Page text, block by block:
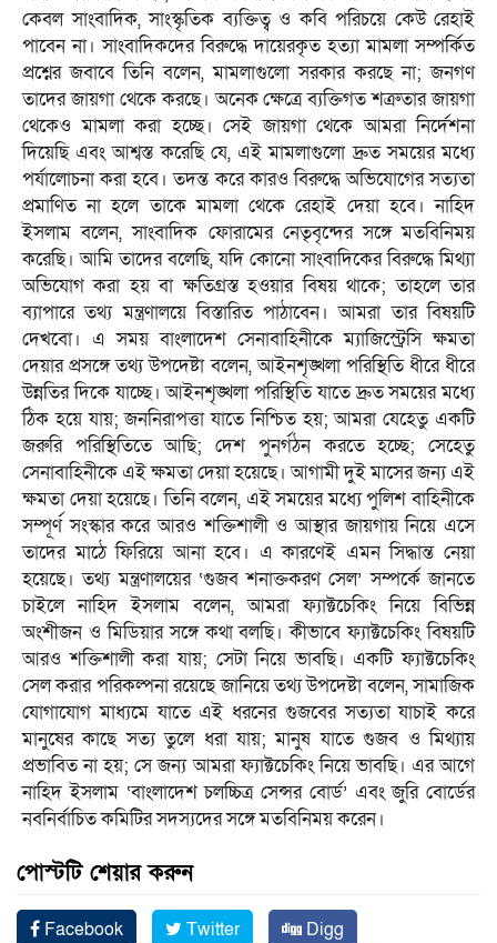
কেবল সাংবাদিক, সাংস্কৃতিক ব্যক্তিত্ব ও কবি পরিচয়ে কেউ রেহাই
পাবেন না। সাংবাদিকদের বিরুদ্ধে দায়েরকৃত হত্যা মামলা সম্পর্কিত
প্রশ্নের জবাবে তিনি বলেন, মামলাগুলো সরকার করছে না; জনগণ
তাদের জায়গা থেকে করছে। অনেক ক্ষেত্রে ব্যক্তিগত শত্রুতার জায়গা
থেকেও মামলা করা হচ্ছে। সেই জায়গা থেকে আমরা নির্দেশনা
দিয়েছি এবং আশ্বস্ত করেছি যে, এই মামলাগুলো দ্রুত সময়ের মধ্যে
পর্যালোচনা করা হবে। তদন্ত করে কারও বিরুদ্ধে অভিযোগের সত্যতা
প্রমাণিত না হলে তাকে মামলা থেকে রেহাই দেয়া হবে। নাহিদ
ইসলাম বলেন, সাংবাদিক ফোরামের নেতৃবৃন্দের সঙ্গে মতবিনিময়
করেছি। আমি তাদের বলেছি, যদি কোনো সাংবাদিকের বিরুদ্ধে মিথ্যা
অভিযোগ করা হয় বা ক্ষতিগ্রস্ত হওয়ার বিষয় থাকে; তাহলে তার
ব্যাপারে তথ্য মন্ত্রণালয়ে বিস্তারিত পাঠাবেন। আমরা তার বিষয়টি
দেখবো। এ সময় বাংলাদেশ সেনাবাহিনীকে ম্যাজিস্ট্রেসি ক্ষমতা
দেয়ার প্রসঙ্গে তথ্য উপদেষ্টা বলেন, আইনশৃঙ্খলা পরিস্থিতি ধীরে ধীরে
উন্নতির দিকে যাচ্ছে। আইনশৃঙ্খলা পরিস্থিতি যাতে দ্রুত সময়ের মধ্যে
ঠিক হয়ে যায়; জননিরাপত্তা যাতে নিশ্চিত হয়; আমরা যেহেতু একটি
জরুরি পরিস্থিতিতে আছি; দেশ পুনর্গঠন করতে হচ্ছে; সেহেতু
সেনাবাহিনীকে এই ক্ষমতা দেয়া হয়েছে। আগামী দুই মাসের জন্য এই
ক্ষমতা দেয়া হয়েছে। তিনি বলেন, এই সময়ের মধ্যে পুলিশ বাহিনীকে
সম্পূর্ণ সংস্কার করে আরও শক্তিশালী ও আস্থার জায়গায় নিয়ে এসে
তাদের মাঠে ফিরিয়ে আনা হবে। এ কারণেই এমন সিদ্ধান্ত নেয়া
হয়েছে। তথ্য মন্ত্রণালয়ের ‘গুজব শনাক্তকরণ সেল’ সম্পর্কে জানতে
চাইলে নাহিদ ইসলাম বলেন, আমরা ফ্যাক্টচেকিং নিয়ে বিভিন্ন
অংশীজন ও মিডিয়ার সঙ্গে কথা বলছি। কীভাবে ফ্যাক্টচেকিং বিষয়টি
আরও শক্তিশালী করা যায়; সেটা নিয়ে ভাবছি। একটি ফ্যাক্টচেকিং
সেল করার পরিকল্পনা রয়েছে জানিয়ে তথ্য উপদেষ্টা বলেন, সামাজিক
যোগাযোগ মাধ্যমে যাতে এই ধরনের গুজবের সত্যতা যাচাই করে
মানুষের কাছে সত্য তুলে ধরা যায়; মানুষ যাতে গুজব ও মিথ্যায়
প্রভাবিত না হয়; সে জন্য আমরা ফ্যাক্টচেকিং নিয়ে ভাবছি। এর আগে
নাহিদ ইসলাম ‘বাংলাদেশ চলচ্চিত্র সেন্সর বোর্ড’ এবং জুরি বোর্ডের
নবনির্বাচিত কমিটির সদস্যদের সঙ্গে মতবিনিময় করেন।
পোস্টটি শেয়ার করুন
Facebook Twitter
Digg